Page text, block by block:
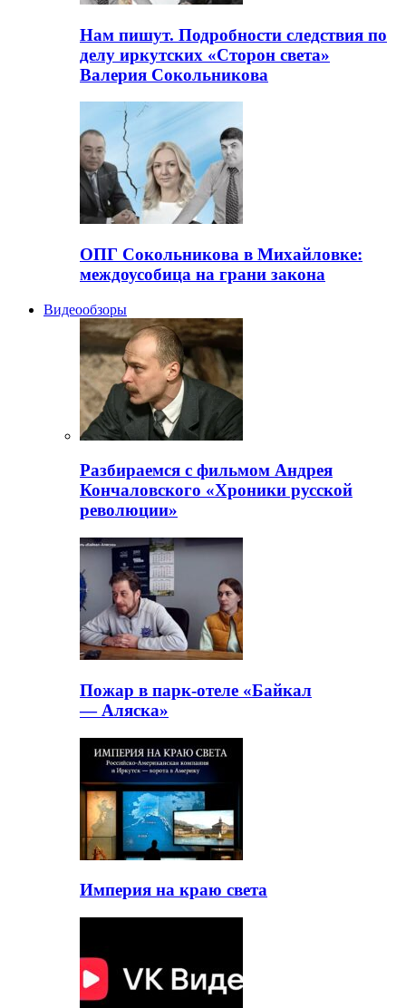
Нам пишут. Подробности следствия по
делу иркутских «Сторон света»
Валерия Сокольникова
ОПГ Сокольникова в Михайловке:
междоусобица на грани закона
Видеообзоры
Разбираемся с фильмом Андрея
Кончаловского «Хроники русской
революции»
Пожар в парк-отеле «Байкал
— Аляска»
Империя на краю света